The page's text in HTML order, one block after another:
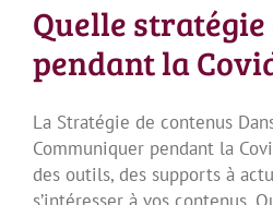
Quelle
pendant la
La Stratégie de contenus
Communiquer pendant la
des outils, des supports à